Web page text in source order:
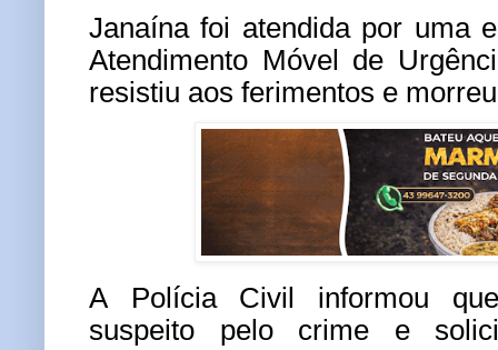
Janaína foi atendida por uma
Atendimento Móvel de
resistiu aos ferimentos e
A Polícia Civil informou
suspeito pelo crime e